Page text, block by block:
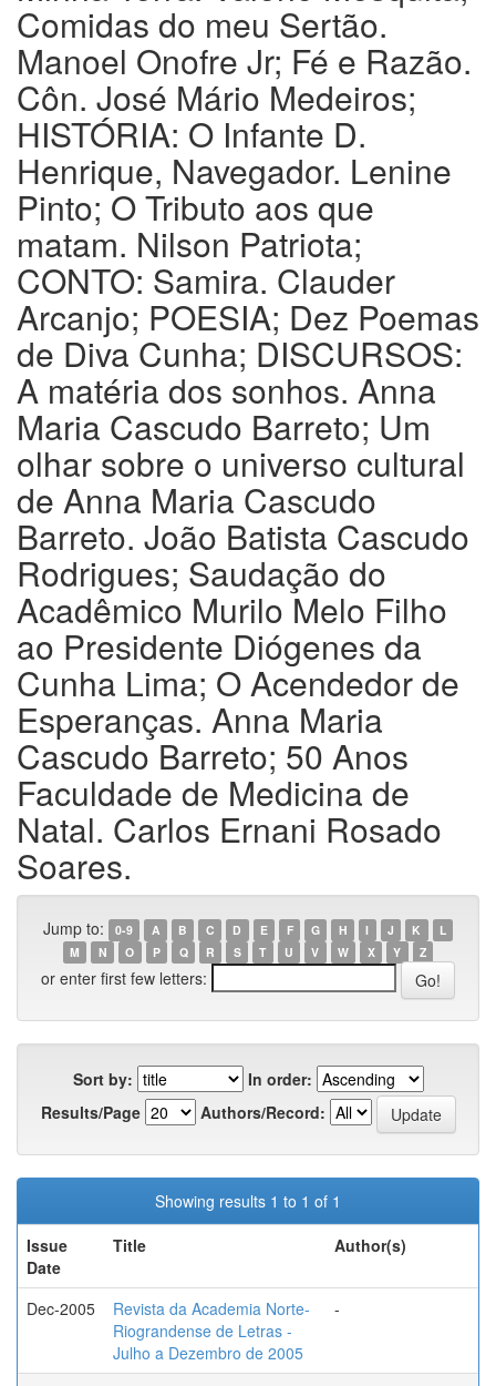
Comidas do meu Sertão.
Manoel Onofre Jr; Fé e Razão.
Côn. José Mário Medeiros;
HISTÓRIA: O Infante D.
Henrique, Navegador. Lenine
Pinto; O Tributo aos que
matam. Nilson Patriota;
CONTO: Samira. Clauder
Arcanjo; POESIA; Dez Poemas
de Diva Cunha; DISCURSOS:
A matéria dos sonhos. Anna
Maria Cascudo Barreto; Um
olhar sobre o universo cultural
de Anna Maria Cascudo
Barreto. João Batista Cascudo
Rodrigues; Saudação do
Acadêmico Murilo Melo Filho
ao Presidente Diógenes da
Cunha Lima; O Acendedor de
Esperanças. Anna Maria
Cascudo Barreto; 50 Anos
Faculdade de Medicina de
Natal. Carlos Ernani Rosado
Soares.
Jump to: 0-9 A B C D E F G H I J K
L
M
N O P Q R S T U V W X Y Z
or enter first few letters:
Sort by:
In order:
Results/Page
Authors/Record:
Showing results 1 to 1 of 1
Issue
Date
Title Author(s)
Dec-2005
Revista da Academia Norte-
Riograndense de Letras -
Julho a Dezembro de 2005
-